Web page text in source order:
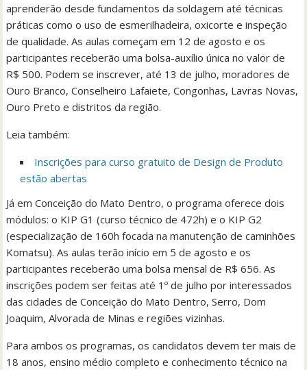
aprenderão desde fundamentos da soldagem até técnicas
práticas como o uso de esmerilhadeira, oxicorte e inspeção
de qualidade. As aulas começam em 12 de agosto e os
participantes receberão uma bolsa-auxílio única no valor de
R$ 500. Podem se inscrever, até 13 de julho, moradores de
Ouro Branco, Conselheiro Lafaiete, Congonhas, Lavras Novas,
Ouro Preto e distritos da região.
Leia também:
Inscrições para curso gratuito de Design de Produto
estão abertas
Já em Conceição do Mato Dentro, o programa oferece dois
módulos: o KIP G1 (curso técnico de 472h) e o KIP G2
(especialização de 160h focada na manutenção de caminhões
Komatsu). As aulas terão início em 5 de agosto e os
participantes receberão uma bolsa mensal de R$ 656. As
inscrições podem ser feitas até 1º de julho por interessados
das cidades de Conceição do Mato Dentro, Serro, Dom
Joaquim, Alvorada de Minas e regiões vizinhas.
Para ambos os programas, os candidatos devem ter mais de
18 anos, ensino médio completo e conhecimento técnico na